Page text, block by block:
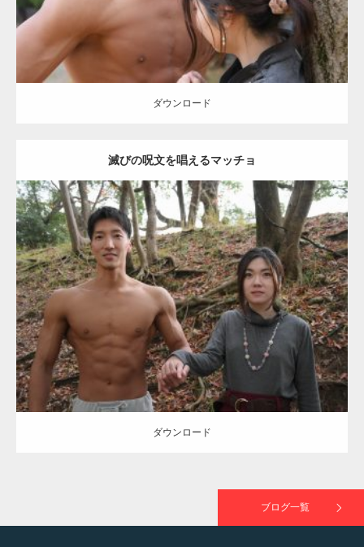
ダウンロード
滅びの呪文を唱えるマッチョ
Update:2021.07.8
Category:公園のマッチョ その他 AKIHITO(細マッチョ) 大胸筋 腹筋
ダウンロード
ダウンロード
ブログ一覧
【YouTube】マッチョフリー素材メンバーが
ギネス世界記録…
【TV】TBS番組「ひるおび」にてマッスルプ
ラスが紹介されま…
TOKYO FMラジオ番組「ONE MORNING」
で紹介さ…
NHK「所さん！事件ですよ」に取材されまし
た（6/8放送）